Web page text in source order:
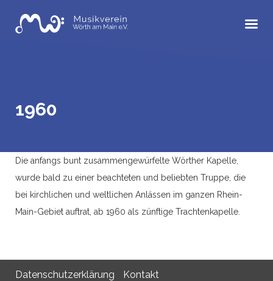
1960
Die anfangs bunt zusammengewürfelte Wörther Kapelle,
wurde bald zu einer beachteten und beliebten Truppe, die
bei kirchlichen und weltlichen Anlässen im ganzen Rhein-
Main-Gebiet auftrat, ab 1960 als zünftige Trachtenkapelle.
Datenschutzerklärung Kontakt